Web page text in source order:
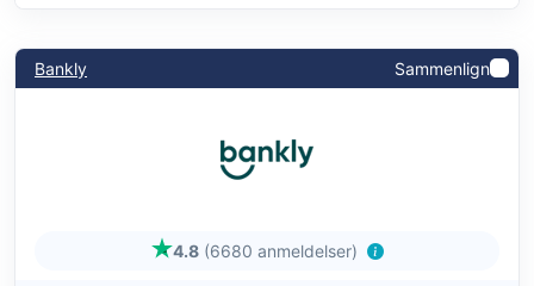
Bankly Sammenlign
4.8 (6680 anmeldelser)